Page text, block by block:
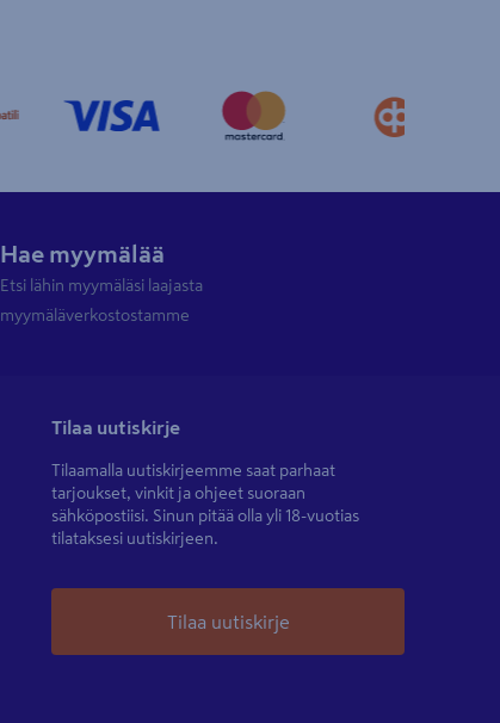
Hae myymälää
Etsi lähin myymäläsi laajasta
myymäläverkostostamme
Tilaa uutiskirje
Tilaamalla uutiskirjeemme saat parhaat
tarjoukset, vinkit ja ohjeet suoraan
sähköpostiisi. Sinun pitää olla yli 18-vuotias
tilataksesi uutiskirjeen.
Tilaa uutiskirje